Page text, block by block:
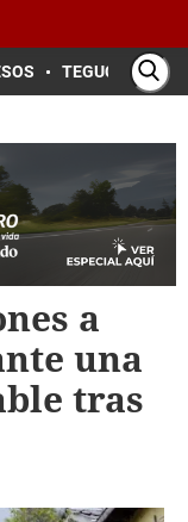
TEGUCIGALPA
a
una
tras